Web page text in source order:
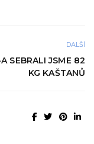
DALŠÍ
SEBRALI JSME 82
KG KAŠTANŮ